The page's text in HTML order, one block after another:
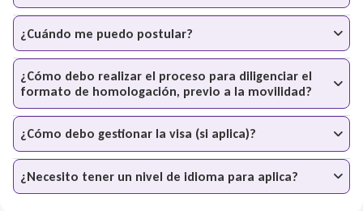
¿Cuándo me puedo postular?
¿Cómo debo realizar el proceso para diligenciar el
formato de homologación, previo a la movilidad?
¿Cómo debo gestionar la visa (si aplica)?
¿Necesito tener un nivel de idioma para aplica?